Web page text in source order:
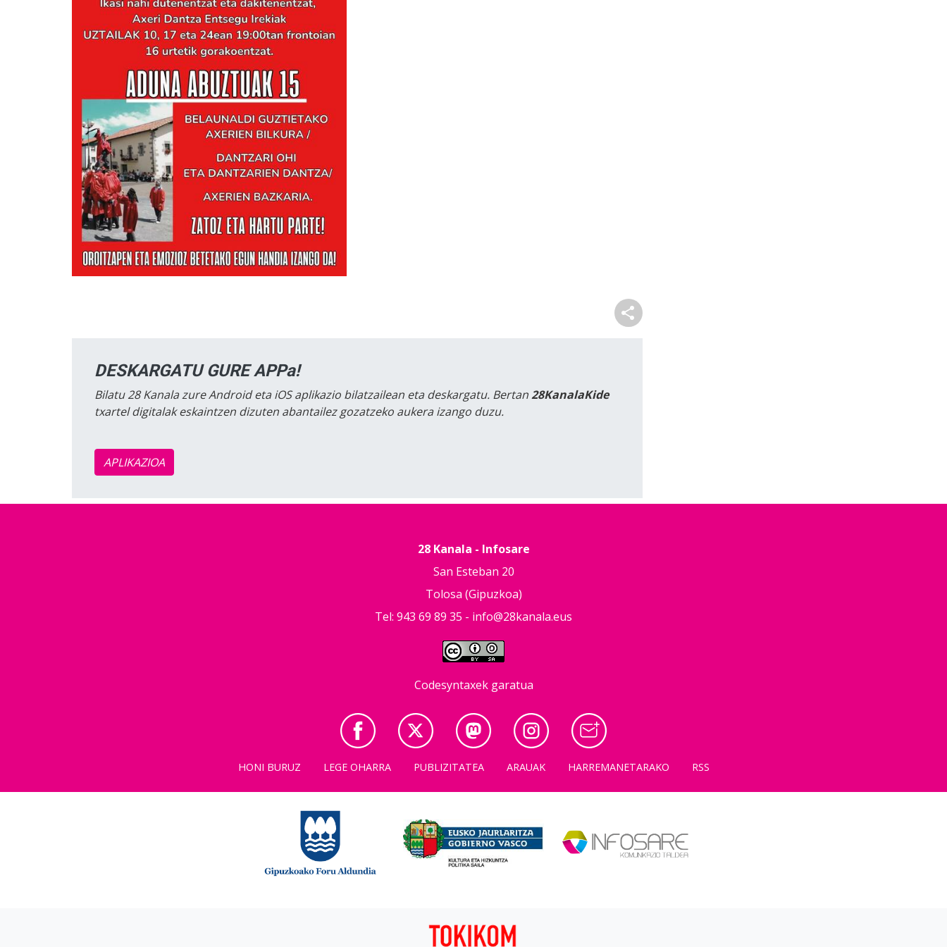
DESKARGATU GURE APPa!
Bilatu 28 Kanala zure Android eta iOS aplikazio bilatzailean eta deskargatu. Bertan28KanalaKide
txartel digitalak eskaintzen dizuten abantailez gozatzeko aukera izango duzu.
APLIKAZIOA
28 Kanala - Infosare
San Esteban 20
Tolosa (Gipuzkoa)
Tel: 943 69 89 35 - info@28kanala.eus
Codesyntaxek garatua
HONI BURUZ LEGE OHARRA PUBLIZITATEA ARAUAK HARREMANETARAKO RSS